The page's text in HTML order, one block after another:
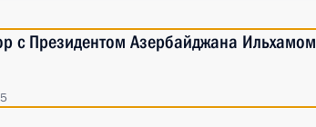
с Президентом Азербайджана Ильхамом